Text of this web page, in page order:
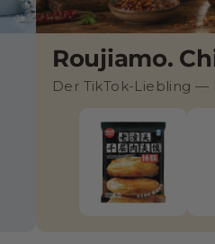
Roujiamo.
Der TikTok-Liebling —